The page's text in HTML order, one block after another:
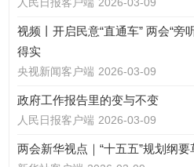
视频丨开启民意“直通车” 两会“旁
得实
央视新闻客户端 2026-03-09
政府工作报告里的变与不变
人民日报客户端 2026-03-09
两会新华视点｜“十五五”规划纲